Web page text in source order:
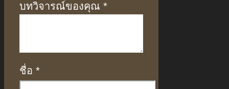
บทวิจารณ์ของคุณ *
ชื่อ *